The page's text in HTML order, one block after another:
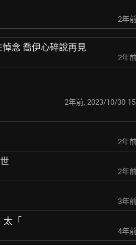
2年
悼念 喬伊心碎說再見
2年
2年前, 2023/10/30
2年
2年
3年
「
4年